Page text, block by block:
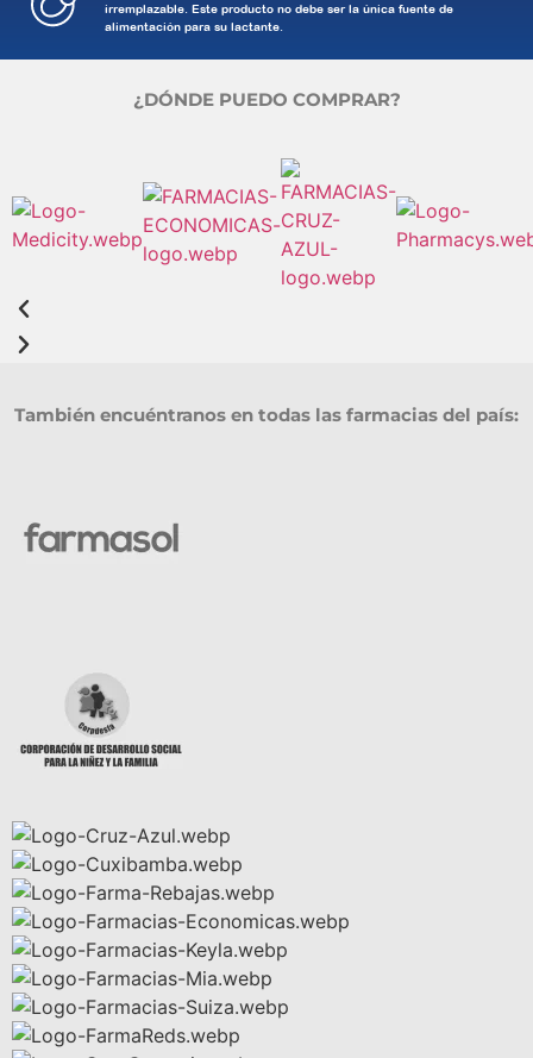
irremplazable. Este producto no debe ser la única fuente de
alimentación para su lactante.
¿DÓNDE PUEDO COMPRAR?
También encuéntranos en todas las farmacias del país: